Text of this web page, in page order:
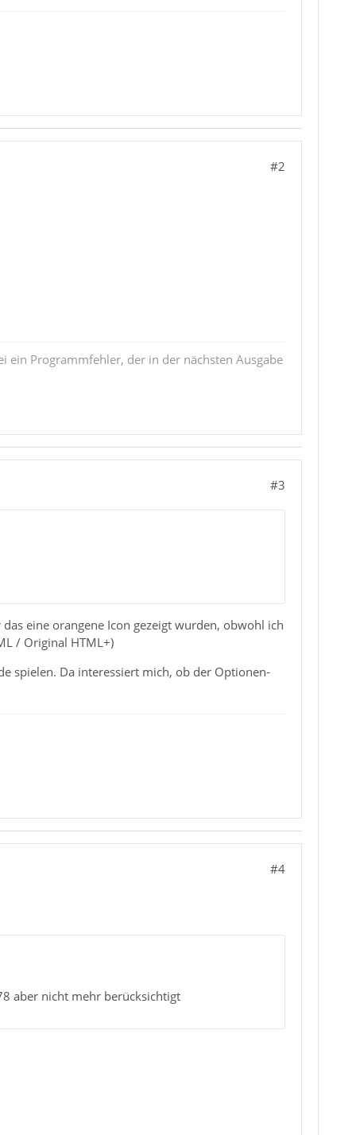
#2
ein Programmfehler, der in der nächsten Ausgabe
#3
eine orangene Icon gezeigt wurden, obwohl ich
/ Original HTML+)
spielen. Da interessiert mich, ob der Optionen-
#4
aber nicht mehr berücksichtigt